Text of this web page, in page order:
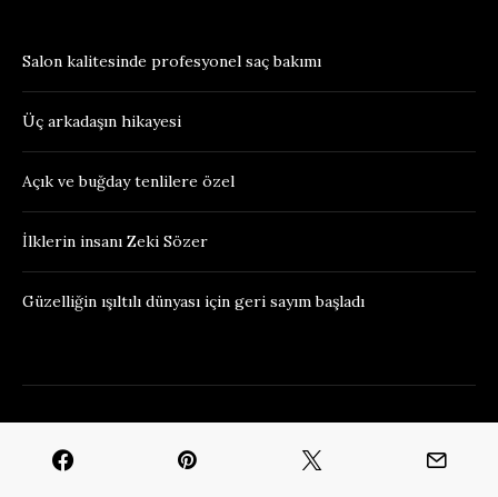
Salon kalitesinde profesyonel saç bakımı
Üç arkadaşın hikayesi
Açık ve buğday tenlilere özel
İlklerin insanı Zeki Sözer
Güzelliğin ışıltılı dünyası için geri sayım başladı